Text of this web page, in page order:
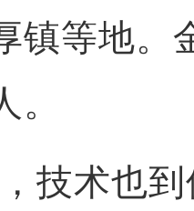
镇等地。
术也到